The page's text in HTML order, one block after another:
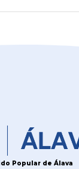
Popular de Álava